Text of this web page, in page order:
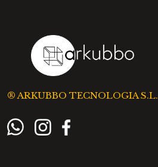
® ARKUBBO TECNOLOGIA S.L.